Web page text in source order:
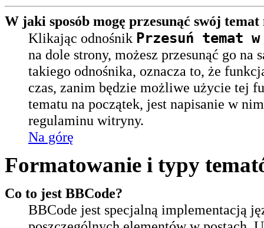
W jaki sposób mogę przesunąć swój
Klikając odnośnik Przesuń temat
na dole strony, możesz przesunąć go
takiego odnośnika, oznacza to, że
czas, zanim będzie możliwe użycie tej
tematu na początek, jest napisanie w
regulaminu witryny.
Na górę
Formatowanie i typy
Co to jest BBCode?
BBCode jest specjalną implementacją